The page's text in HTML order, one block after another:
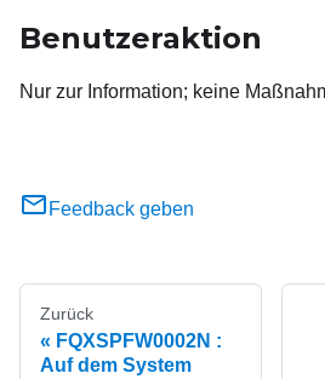
Benutzeraktion
Nur zur Information; keine
Feedback geben
Zurück
FQXSPFW0002N :
Auf dem System